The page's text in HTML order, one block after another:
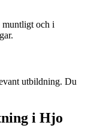
muntligt och i
utbildning. Du
i Hjo